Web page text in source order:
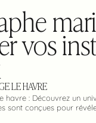
vos
LE HAVRE
: Découvrez un
sont conçues pour